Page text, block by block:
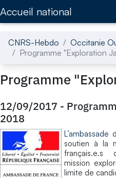
Accueil national
CNRS-Hebdo Occitanie
Programme "Exploration
Programme
12/09/2017 -
2018
L’ambassade
soutien à la
français.e.s
mission
limite de